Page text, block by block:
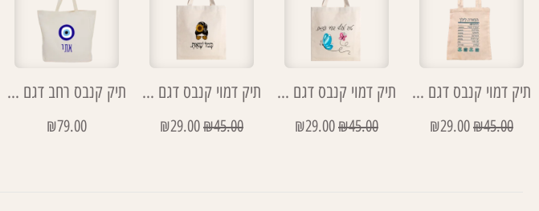
תיק דמוי קנבס דגם רכיבים מורה
₪45.00
₪29.00
תיק דמוי קנבס דגם טוב לעוף בעד עצמנו
₪45.00
₪29.00
תיק דמוי קנבס דגם כמו שאת חמניה
₪45.00
₪29.00
תיק קנבס רחב דגם עין
₪79.00